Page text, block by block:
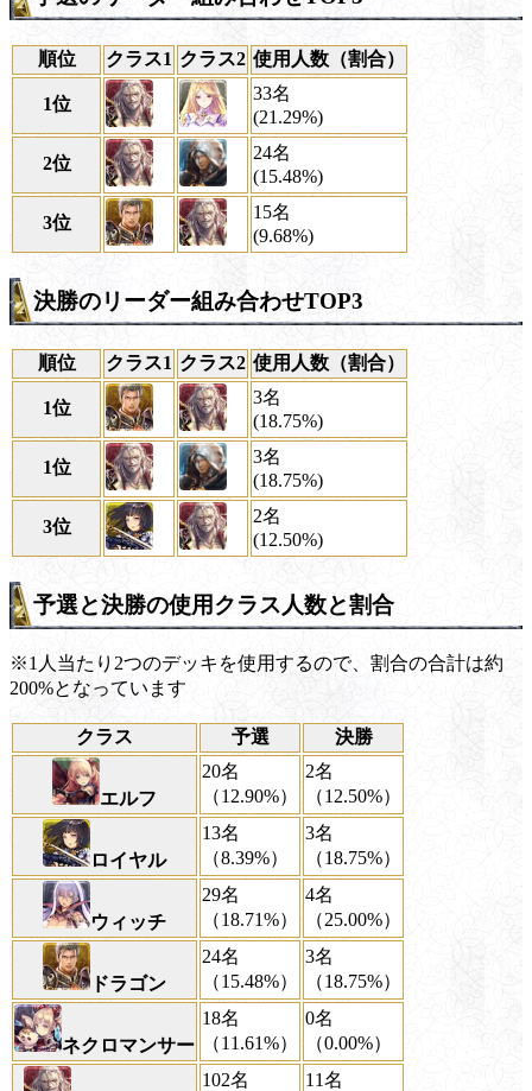
順位 クラス1 クラス2 使用人数（割合）
1位
33名
(21.29%)
2位
24名
(15.48%)
3位
15名
(9.68%)
決勝のリーダー組み合わせTOP3
順位 クラス1 クラス2 使用人数（割合）
1位
3名
(18.75%)
1位
3名
(18.75%)
3位
2名
(12.50%)
予選と決勝の使用クラス人数と割合
※1人当たり2つのデッキを使用するので、割合の合計は約
200%となっています
クラス 予選 決勝
エルフ
20名
（12.90%）
2名
（12.50%）
ロイヤル
13名
（8.39%）
3名
（18.75%）
ウィッチ
29名
（18.71%）
4名
（25.00%）
ドラゴン
24名
（15.48%）
3名
（18.75%）
ネクロマンサー
18名
（11.61%）
0名
（0.00%）
102名
11名